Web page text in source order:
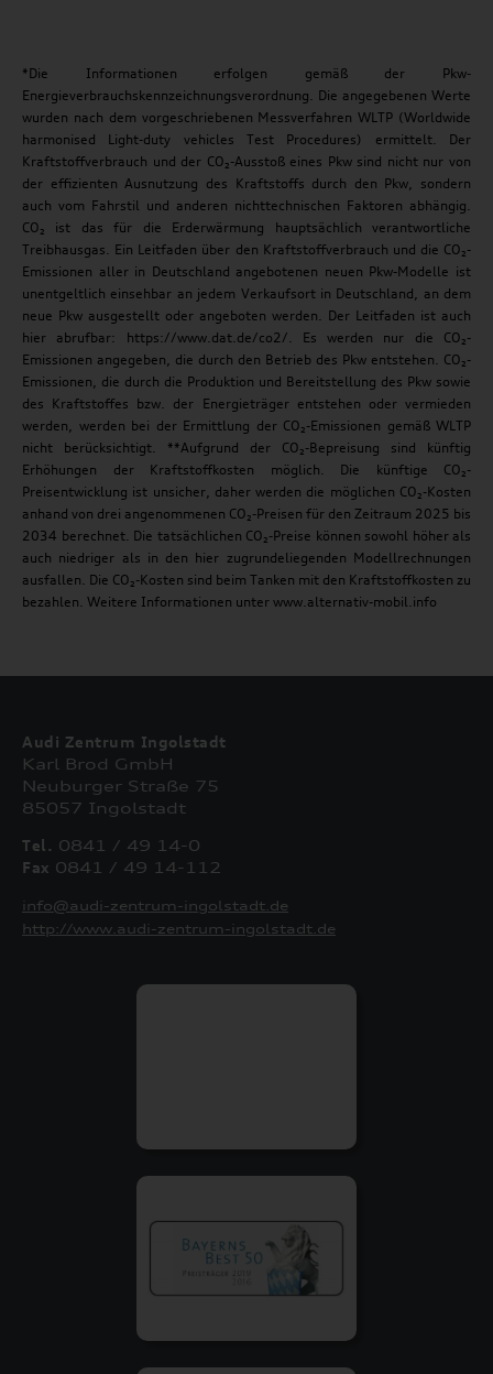
*Die Informationen erfolgen gemäß der Pkw-
Energieverbrauchskennzeichnungsverordnung. Die angegebenen Werte
wurden nach dem vorgeschriebenen Messverfahren WLTP (Worldwide
harmonised Light-duty vehicles Test Procedures) ermittelt. Der
Kraftstoffverbrauch und der CO₂-Ausstoß eines Pkw sind nicht nur von
der effizienten Ausnutzung des Kraftstoffs durch den Pkw, sondern
auch vom Fahrstil und anderen nichttechnischen Faktoren abhängig.
CO₂ ist das für die Erderwärmung hauptsächlich verantwortliche
Treibhausgas. Ein Leitfaden über den Kraftstoffverbrauch und die CO₂-
Emissionen aller in Deutschland angebotenen neuen Pkw-Modelle ist
unentgeltlich einsehbar an jedem Verkaufsort in Deutschland, an dem
neue Pkw ausgestellt oder angeboten werden. Der Leitfaden ist auch
hier abrufbar: https://www.dat.de/co2/. Es werden nur die CO₂-
Emissionen angegeben, die durch den Betrieb des Pkw entstehen. CO₂-
Emissionen, die durch die Produktion und Bereitstellung des Pkw sowie
des Kraftstoffes bzw. der Energieträger entstehen oder vermieden
werden, werden bei der Ermittlung der CO₂-Emissionen gemäß WLTP
nicht berücksichtigt. **Aufgrund der CO₂-Bepreisung sind künftig
Erhöhungen der Kraftstoffkosten möglich. Die künftige CO₂-
Preisentwicklung ist unsicher, daher werden die möglichen CO₂-Kosten
anhand von drei angenommenen CO₂-Preisen für den Zeitraum 2025 bis
2034 berechnet. Die tatsächlichen CO₂-Preise können sowohl höher als
auch niedriger als in den hier zugrundeliegenden Modellrechnungen
ausfallen. Die CO₂-Kosten sind beim Tanken mit den Kraftstoffkosten zu
bezahlen. Weitere Informationen unter www.alternativ-mobil.info
Audi Zentrum Ingolstadt
Karl Brod GmbH
Neuburger Straße 75
85057 Ingolstadt
Tel. 0841 / 49 14-0
Fax 0841 / 49 14-112
info@audi-zentrum-ingolstadt.de
http://www.audi-zentrum-ingolstadt.de